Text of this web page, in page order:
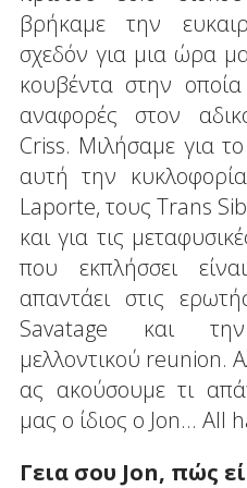
βρήκαμε την
σχεδόν για μια ώρα
κουβέντα στην
αναφορές στον
Criss. Μιλήσαμε για
αυτή την
Laporte, τους Trans
και για τις
που εκπλήσσει
απαντάει στις
Savatage και
μελλοντικού reunion.
ας ακούσουμε τι
μας ο ίδιος ο Jon...
Γεια σου Jon, πώς